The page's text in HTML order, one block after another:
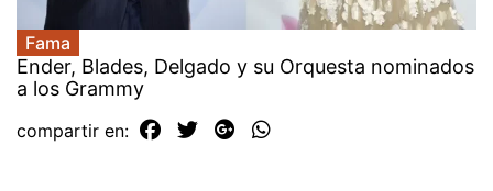
Fama
Ender, Blades, Delgado y su Orquesta nominados
a los Grammy
compartir en: